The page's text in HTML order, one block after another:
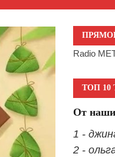
Radio
ТОП 10
От
1 -
2 -